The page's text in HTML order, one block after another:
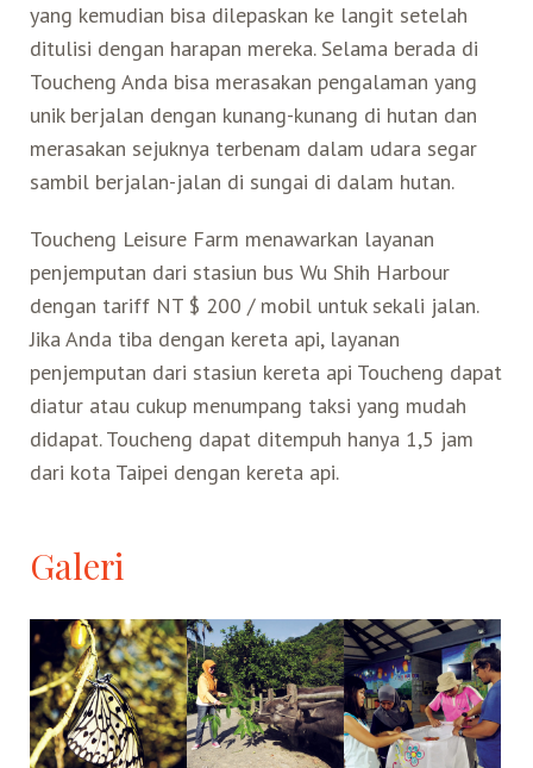
Belanja
Pasar Malam
yang kemudian bisa dilepaskan ke langit setelah
ditulisi dengan harapan mereka. Selama berada di
Toucheng Anda bisa merasakan pengalaman yang
unik berjalan dengan kunang-kunang di hutan dan
merasakan sejuknya terbenam dalam udara segar
sambil berjalan-jalan di sungai di dalam hutan.
Toucheng Leisure Farm menawarkan layanan
penjemputan dari stasiun bus Wu Shih Harbour
dengan tariff NT $ 200 / mobil untuk sekali jalan.
Jika Anda tiba dengan kereta api, layanan
penjemputan dari stasiun kereta api Toucheng dapat
diatur atau cukup menumpang taksi yang mudah
didapat. Toucheng dapat ditempuh hanya 1,5 jam
dari kota Taipei dengan kereta api.
Galeri